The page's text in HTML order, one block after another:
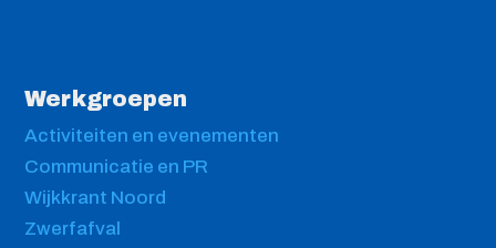
Werkgroepen
Activiteiten en evenementen
Communicatie en PR
Wijkkrant Noord
Zwerfafval